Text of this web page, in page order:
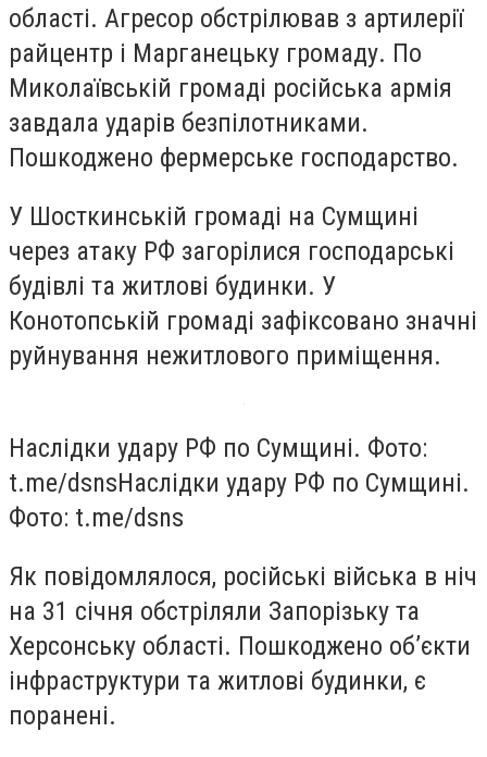
області. Агресор обстрілював з артилерії
райцентр і Марганецьку громаду. По
Миколаївській громаді російська армія
завдала ударів безпілотниками.
Пошкоджено фермерське господарство.
У Шосткинській громаді на Сумщині
через атаку РФ загорілися господарські
будівлі та житлові будинки. У
Конотопській громаді зафіксовано значні
руйнування нежитлового приміщення.
Наслідки удару РФ по Сумщині. Фото:
t.me/dsnsНаслідки удару РФ по Сумщині.
Фото: t.me/dsns
Як повідомлялося, російські війська в ніч
на 31 січня обстріляли Запорізьку та
Херсонську області. Пошкоджено об’єкти
інфраструктури та житлові будинки, є
поранені.